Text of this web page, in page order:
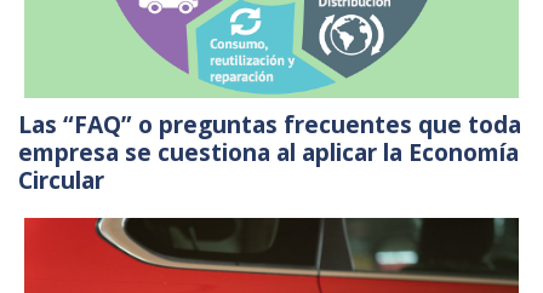
Las “FAQ” o preguntas frecuentes que toda
empresa se cuestiona al aplicar la Economía
Circular